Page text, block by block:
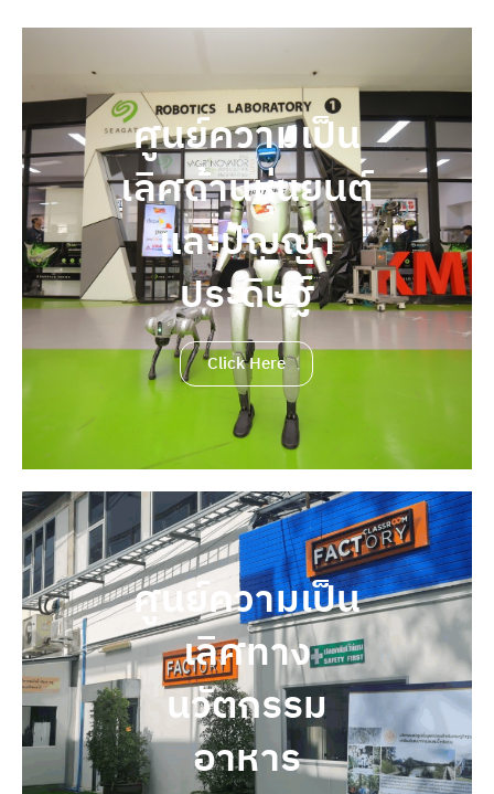
ศูนย์ความเป็น
เลิศด้านหุ่นยนต์
และปัญญา
ประดิษฐ์
Click Here
ศูนย์ความเป็น
เลิศทาง
นวัตกรรม
อาหาร